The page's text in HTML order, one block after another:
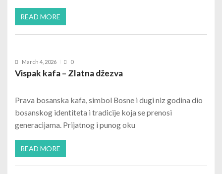
READ MORE
March 4, 2026 0
Vispak kafa – Zlatna džezva
Prava bosanska kafa, simbol Bosne i dugi niz godina dio
bosanskog identiteta i tradicije koja se prenosi
generacijama. Prijatnog i punog oku
READ MORE